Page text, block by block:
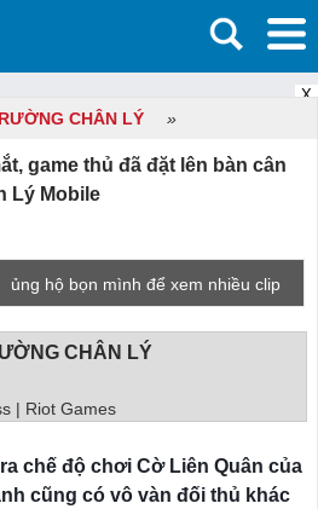
X
CHÂN LÝ »
game thủ đã đặt lên bàn cân
Lý Mobile
ủng hộ bọn mình để xem nhiều clip
CHÂN LÝ
| Riot Games
chế độ chơi Cờ Liên Quân của
cũng có vô vàn đối thủ khác